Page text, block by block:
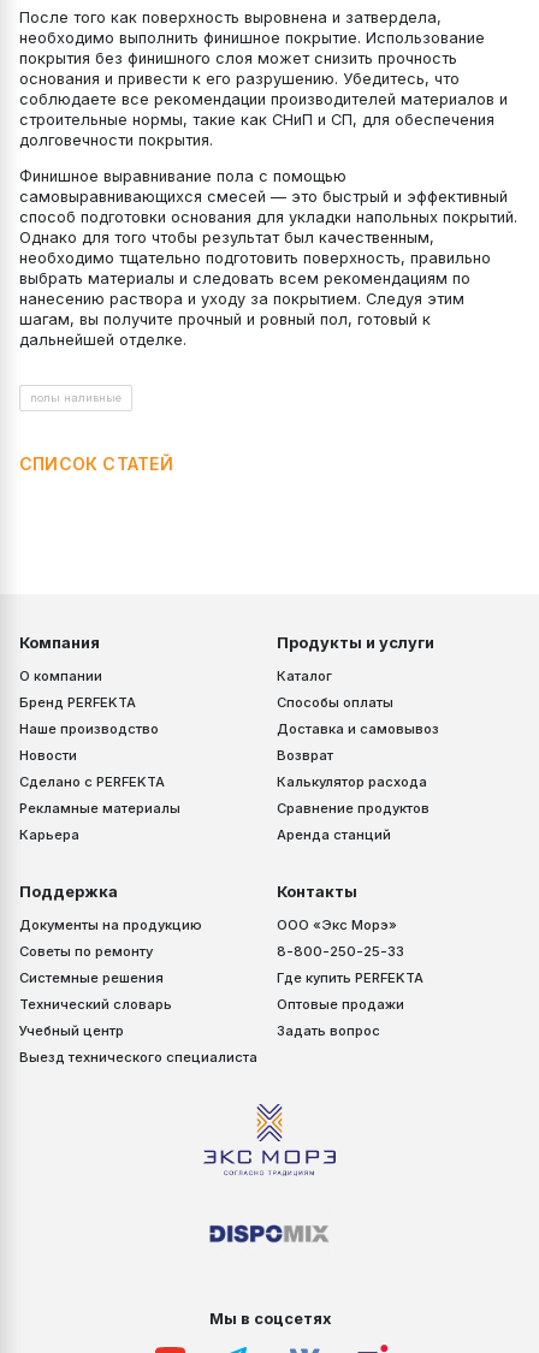
После того как поверхность выровнена и затвердела,
необходимо выполнить финишное покрытие. Использование
покрытия без финишного слоя может снизить прочность
основания и привести к его разрушению. Убедитесь, что
соблюдаете все рекомендации производителей материалов и
строительные нормы, такие как СНиП и СП, для обеспечения
долговечности покрытия.
Финишное выравнивание пола с помощью
самовыравнивающихся смесей — это быстрый и эффективный
способ подготовки основания для укладки напольных покрытий.
Однако для того чтобы результат был качественным,
необходимо тщательно подготовить поверхность, правильно
выбрать материалы и следовать всем рекомендациям по
нанесению раствора и уходу за покрытием. Следуя этим
шагам, вы получите прочный и ровный пол, готовый к
дальнейшей отделке.
полы наливные
СПИСОК СТАТЕЙ
Компания
О компании
Бренд PERFEKTA
Наше производство
Новости
Сделано с PERFEKTA
Рекламные материалы
Карьера
Продукты и услуги
Каталог
Способы оплаты
Доставка и самовывоз
Возврат
Калькулятор расхода
Сравнение продуктов
Аренда станций
Поддержка
Документы на продукцию
Советы по ремонту
Системные решения
Технический словарь
Учебный центр
Выезд технического специалиста
Контакты
ООО «Экс Морэ»
8-800-250-25-33
Где купить PERFEKTA
Оптовые продажи
Задать вопрос
Мы в соцсетях